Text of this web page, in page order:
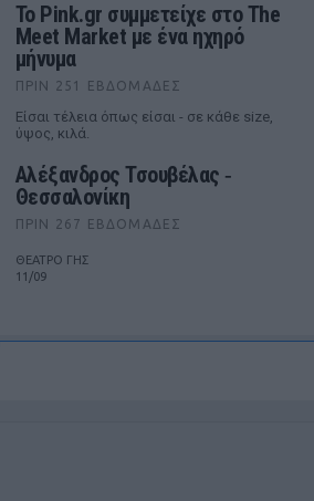
Το Pink.gr συμμετείχε στο The
Meet Market με ένα ηχηρό
μήνυμα
ΠΡΙΝ 251 ΕΒΔΟΜΆΔΕΣ
Είσαι τέλεια όπως είσαι - σε κάθε size,
ύψος, κιλά.
Αλέξανδρος Τσουβέλας ‑
Θεσσαλονίκη
ΠΡΙΝ 267 ΕΒΔΟΜΆΔΕΣ
ΘΕΑΤΡΟ ΓΗΣ
11/09